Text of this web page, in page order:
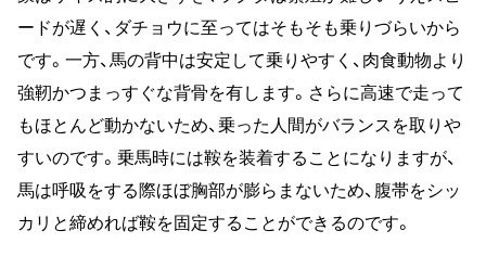
ードが遅く、ダチョウに至ってはそもそも乗りづらいから
です。一方、馬の背中は安定して乗りやすく、肉食動物より
強靭かつまっすぐな背骨を有します。さらに高速で走って
もほとんど動かないため、乗った人間がバランスを取りや
すいのです。乗馬時には鞍を装着することになりますが、
馬は呼吸をする際ほぼ胸部が膨らまないため、腹帯をシッ
カリと締めれば鞍を固定することができるのです。